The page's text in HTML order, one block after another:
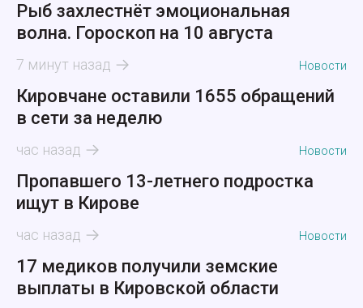
Рыб захлестнёт эмоциональная
волна. Гороскоп на 10 августа
7 минут назад Новости
Кировчане оставили 1655 обращений
в сети за неделю
час назад Новости
Пропавшего 13-летнего подростка
ищут в Кирове
час назад Новости
17 медиков получили земские
выплаты в Кировской области